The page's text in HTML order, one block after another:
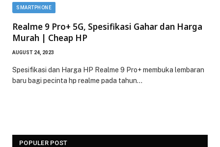
SMARTPHONE
Realme 9 Pro+ 5G, Spesifikasi Gahar dan Harga
Murah | Cheap HP
AUGUST 24, 2023
Spesifikasi dan Harga HP Realme 9 Pro+ membuka lembaran
baru bagi pecinta hp realme pada tahun…
POPULER POST